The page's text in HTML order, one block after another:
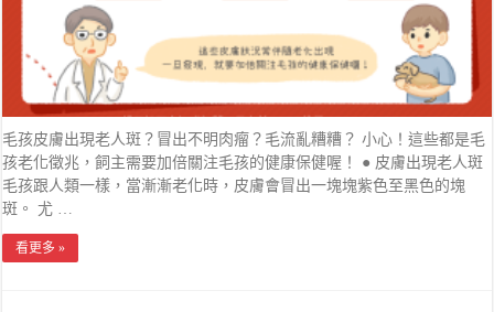
毛孩皮膚出現老人斑？冒出不明肉瘤？毛流亂糟糟？ 小心！這些都是毛
孩老化徵兆，飼主需要加倍關注毛孩的健康保健喔！ ● 皮膚出現老人斑
毛孩跟人類一樣，當漸漸老化時，皮膚會冒出一塊塊紫色至黑色的塊
斑。 尤 …
看更多 »